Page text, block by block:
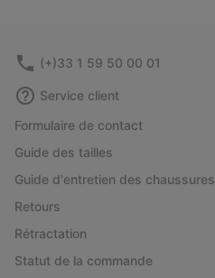
(+)33 1 59 50 00 01
Service client
Formulaire de contact
Guide des tailles
Guide d'entretien des chaussures
Retours
Rétractation
Statut de la commande